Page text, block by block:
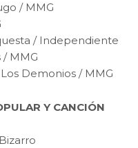
/ MMG
/ Independiente
/ MMG
Demonios / MMG
Y CANCIÓN